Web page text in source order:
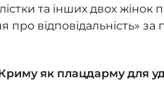
та інших двох
відповідальність»
як плацдарму для